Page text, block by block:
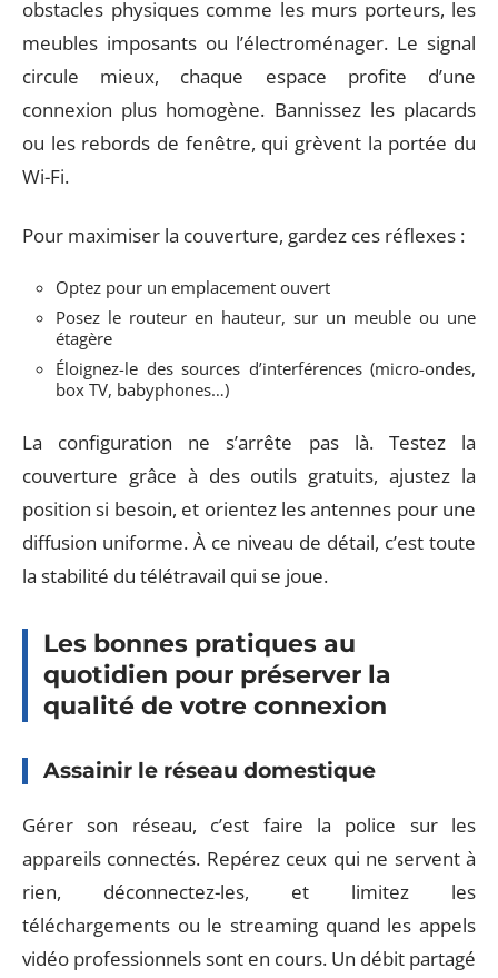
obstacles physiques comme les murs porteurs, les
meubles imposants ou l’électroménager. Le signal
circule mieux, chaque espace profite d’une
connexion plus homogène. Bannissez les placards
ou les rebords de fenêtre, qui grèvent la portée du
Wi-Fi.
Pour maximiser la couverture, gardez ces réflexes :
Optez pour un emplacement ouvert
Posez le routeur en hauteur, sur un meuble ou une
étagère
Éloignez-le des sources d’interférences (micro-ondes,
box TV, babyphones…)
La configuration ne s’arrête pas là. Testez la
couverture grâce à des outils gratuits, ajustez la
position si besoin, et orientez les antennes pour une
diffusion uniforme. À ce niveau de détail, c’est toute
la stabilité du télétravail qui se joue.
Les bonnes pratiques au
quotidien pour préserver la
qualité de votre connexion
Assainir le réseau domestique
Gérer son réseau, c’est faire la police sur les
appareils connectés. Repérez ceux qui ne servent à
rien, déconnectez-les, et limitez les
téléchargements ou le streaming quand les appels
vidéo professionnels sont en cours. Un débit partagé